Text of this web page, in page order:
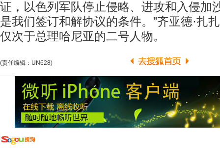
证，以色列军队停止侵略、进攻和入侵加
是我们签订和解协议的条件。”齐亚德·扎
仅次于总理哈尼亚的二号人物。
(责任编辑：UN628)